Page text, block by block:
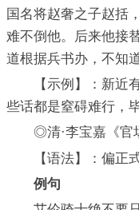
国名将赵奢之子赵括
难不倒他。后来他接
道根据兵书办，不知
【示例】：新近有
些话都是窒碍难行，
◎清·李宝嘉《官
【语法】：偏正式;
例句